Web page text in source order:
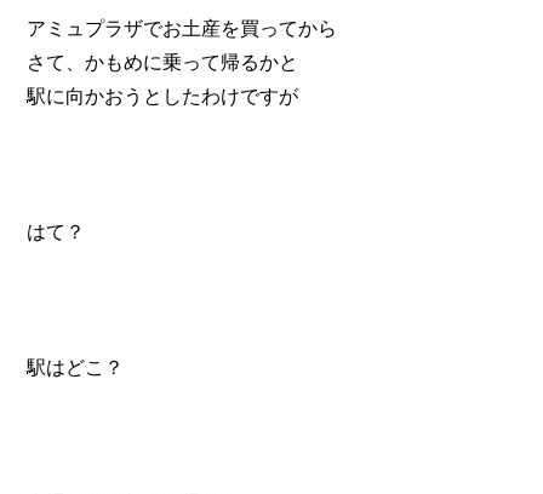
アミュプラザでお土産を買ってから
さて、かもめに乗って帰るかと
駅に向かおうとしたわけですが
はて？
駅はどこ？